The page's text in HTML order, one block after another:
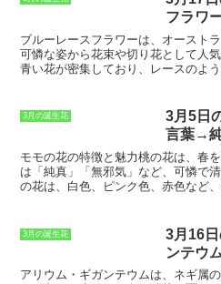
く開いた花弁が特徴的で、花言葉は
す。ポピーは、観賞用としてだけで
り、花びらや種子には、鎮痛剤や鎮
す。ポピーには、さまざまな種類が
るのが、シャーレポピーとオリエン
8枚です。ポピーは、日当たりの良い
で育ちます。種まきから約80日で開
ピーは、育てやすく、初心者にもお
フラワ
ブルーレースフラワーは、オースト
可憐な姿から花束や切り花として人
青い花が密集しており、レースのよ
花持ちが良く、ドライフラワーにし
アとしても人気があります。
3月の誕生花
3月5日
言葉→
モモの花の特徴と魅力桃の花は、春
は「純真」「無邪気」 など、可憐で
の花は、白色、ピンク色、赤色など
桃の花は、食用としても利用されま
ャムにしたりして食べることができ
3月の誕生花
3月16
ンテウ
アリウム・ギガンテウムは、ネギ属の